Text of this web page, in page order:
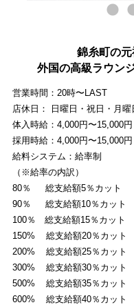
錦糸町の元
外国の高級ラウン
営業時間：20時〜LAST
店休日： 日曜日・祝日・月曜
体入時給：4,000円〜15,000円
採用時給：4,000円〜15,000円
給料システム：給率制
（※給率の内訳）
80％ 総支給額5％カット
90％ 総支給額10％カット
100％ 総支給額15％カット
150% 総支給額20％カット
200% 総支給額25％カット
300% 総支給額30％カット
500% 総支給額35％カット
600% 総支給額40％カット